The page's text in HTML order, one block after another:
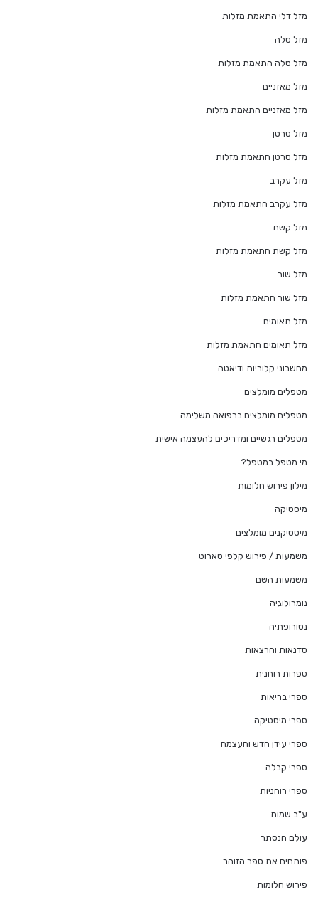
מזל דלי התאמת מזלות
מזל טלה
מזל טלה התאמת מזלות
מזל מאזניים
מזל מאזניים התאמת מזלות
מזל סרטן
מזל סרטן התאמת מזלות
מזל עקרב
מזל עקרב התאמת מזלות
מזל קשת
מזל קשת התאמת מזלות
מזל שור
מזל שור התאמת מזלות
מזל תאומים
מזל תאומים התאמת מזלות
מחשבוני קלוריות ודיאטה
מטפלים מומלצים
מטפלים מומלצים ברפואה משלימה
מטפלים רגשיים ומדריכים להעצמה אישית
מי מטפל במטפל?
מילון פירוש חלומות
מיסטיקה
מיסטיקנים מומלצים
משמעות / פירוש קלפי טארוט
משמעות השם
נומרולוגיה
נטורופתיה
סדנאות והרצאות
ספרות רוחנית
ספרי בריאות
ספרי מיסטיקה
ספרי עידן חדש והעצמה
ספרי קבלה
ספרי רוחניות
ע"ב שמות
עולם הנסתר
פותחים את ספר הזוהר
פירוש חלומות